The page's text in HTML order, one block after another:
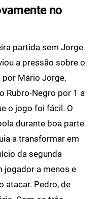
no
partida sem Jorge
a pressão sobre o
Mário Jorge,
Rubro-Negro por 1 a
o jogo foi fácil. O
durante boa parte
a transformar em
da segunda
jogador a menos e
atacar. Pedro, de